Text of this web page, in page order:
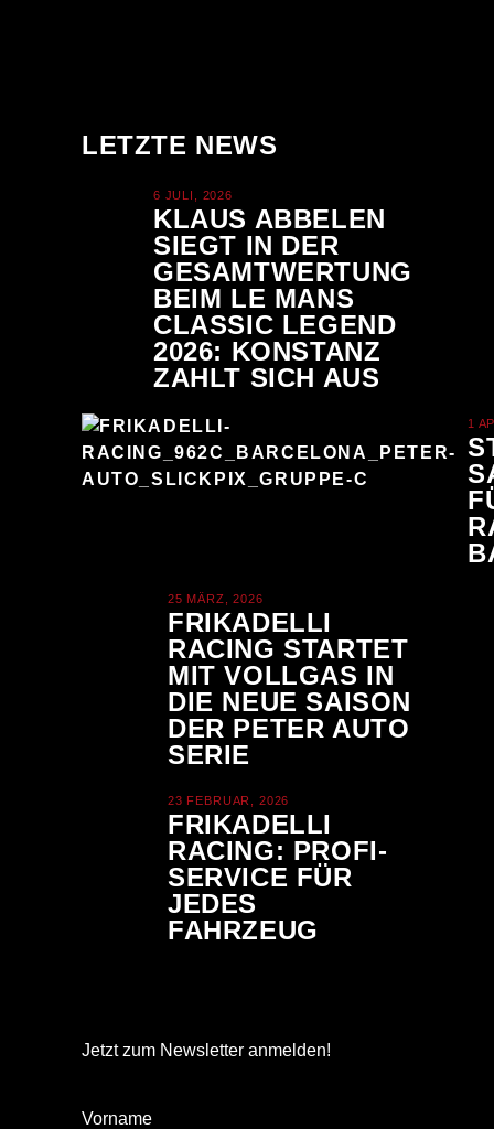
LETZTE NEWS
6 JULI, 2026
KLAUS ABBELEN
SIEGT IN DER
GESAMTWERTUNG
BEIM LE MANS
CLASSIC LEGEND
2026: KONSTANZ
ZAHLT SICH AUS
1
25 MÄRZ, 2026
FRIKADELLI
RACING STARTET
MIT VOLLGAS IN
DIE NEUE SAISON
DER PETER AUTO
SERIE
23 FEBRUAR, 2026
FRIKADELLI
RACING: PROFI-
SERVICE FÜR
JEDES
FAHRZEUG
Jetzt zum Newsletter anmelden!
Vorname